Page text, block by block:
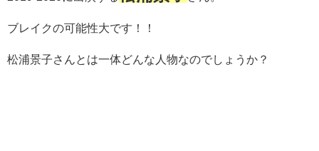
ブレイクの可能性大です！！
松浦景子さんとは一体どんな人物なのでしょうか？